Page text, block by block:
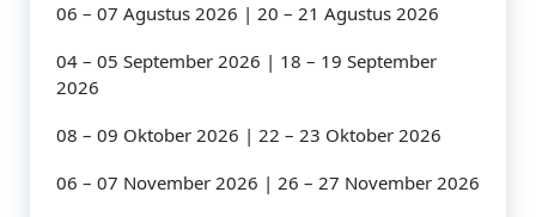
06 – 07 Agustus 2026 | 20 – 21 Agustus 2026
04 – 05 September 2026 | 18 – 19 September
2026
08 – 09 Oktober 2026 | 22 – 23 Oktober 2026
06 – 07 November 2026 | 26 – 27 November 2026